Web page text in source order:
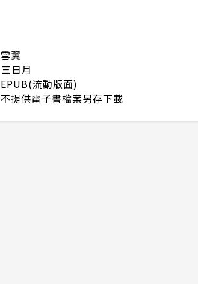
雪翼
三日月
EPUB(流動版面)
不提供電子書檔案另存下載